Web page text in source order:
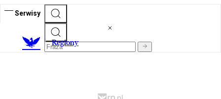
Serwisy
Regiony